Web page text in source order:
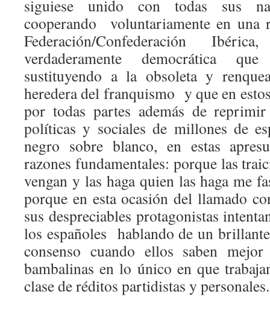
siguiese unido con todas sus
cooperando voluntariamente en una
Federación/Confederación
verdaderamente democrática
sustituyendo a la obsoleta y
heredera del franquismo y que en
por todas partes además de reprimir
políticas y sociales de millones de
negro sobre blanco, en estas
razones fundamentales: porque las
vengan y las haga quien las haga me
porque en esta ocasión del llamado
sus despreciables protagonistas
los españoles hablando de un
consenso cuando ellos saben
bambalinas en lo único en que
clase de réditos partidistas y